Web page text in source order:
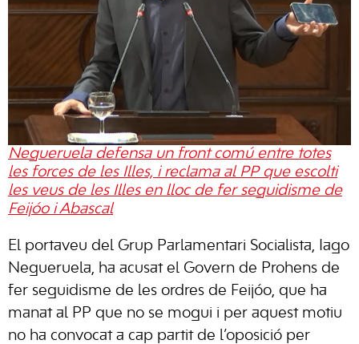
Negueruela defensa un front comú entre totes
les forces de les Illes, i reclama al PP que escolti
les veus de les Illes en lloc de fer seguidisme de
Feijóo i Abascal
El portaveu del Grup Parlamentari Socialista, Iago
Negueruela, ha acusat el Govern de Prohens de
fer seguidisme de les ordres de Feijóo, que ha
manat al PP que no se mogui i per aquest motiu
no ha convocat a cap partit de l’oposició per